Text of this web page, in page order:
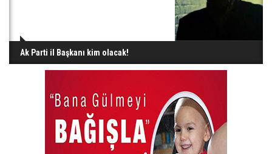
Ak Parti il Başkanı kim olacak!